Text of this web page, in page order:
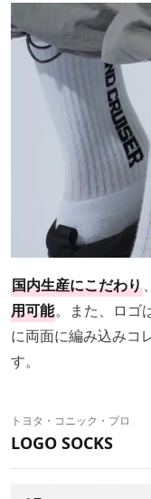
国内生産にこだわり
用可能。また、ロゴ
に両面に編み込みコ
す。
トヨタ・コニック・プロ
LOGO SOCKS